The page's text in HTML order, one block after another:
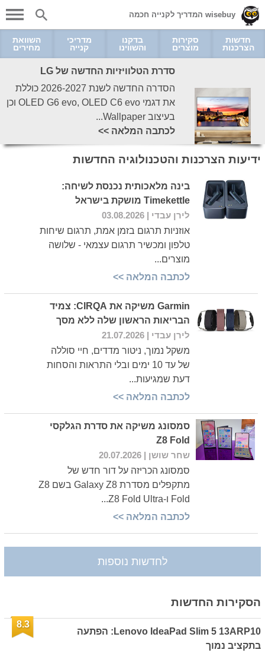
wisebuy המדריך לקנייה חכמה
חדשות
הצרכנות
סקירות
מוצרים
בדקנו
והשווינו
מדריכי
קנייה
השוואת
מחירים
סדרת הטלוויזיות החדשה של LG
הסדרה החדשה לשנת 2026-2027 כוללת
את דגמי OLED G6 evo, OLED C6 evo וכן
בעיצוב Wallpaper...
לכתבה המלאה >>
ידיעות הצרכנות והטכנולוגיה החדשות
בינה מלאכותית נכנסת לשיחה:
Timekettle מושקת בישראל
לירן עבדי | 03.08.2026
אוזניות תרגום בזמן אמת, תרגום שיחות
טלפון ומכשיר תרגום עצמאי - שלושה
מוצרים...
לכתבה המלאה >>
Garmin משיקה את CIRQA: צמיד
הבריאות הראשון שלה ללא מסך
לירן עבדי | 21.07.2026
משקל נמוך, ניטור מדדים, חיי סוללה
של עד 10 ימים ובלי התראות והסחות
דעת שמגיעות...
לכתבה המלאה >>
סמסונג משיקה את סדרת הגלקסי
Z8 Fold
שחר שושן | 20.07.2026
סמסונג הכריזה על דור חדש של
מתקפלים מסדרת Galaxy Z8 בשם Z8
Fold ו-Z8 Fold Ultra...
לכתבה המלאה >>
לחדשות נוספות
הסקירות החדשות
Lenovo IdeaPad Slim 5 13ARP10: הפתעה
בתקציב נמוך
8.3